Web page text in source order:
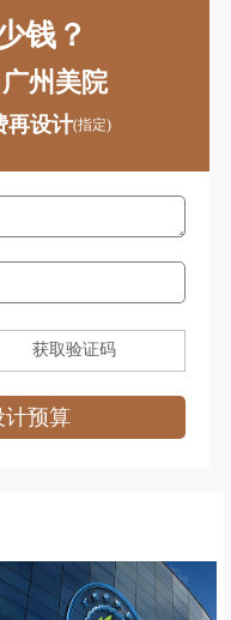
钱？
州美院
再设计(指定)
获取验证码
计预算